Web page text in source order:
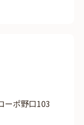
ーポ野口103